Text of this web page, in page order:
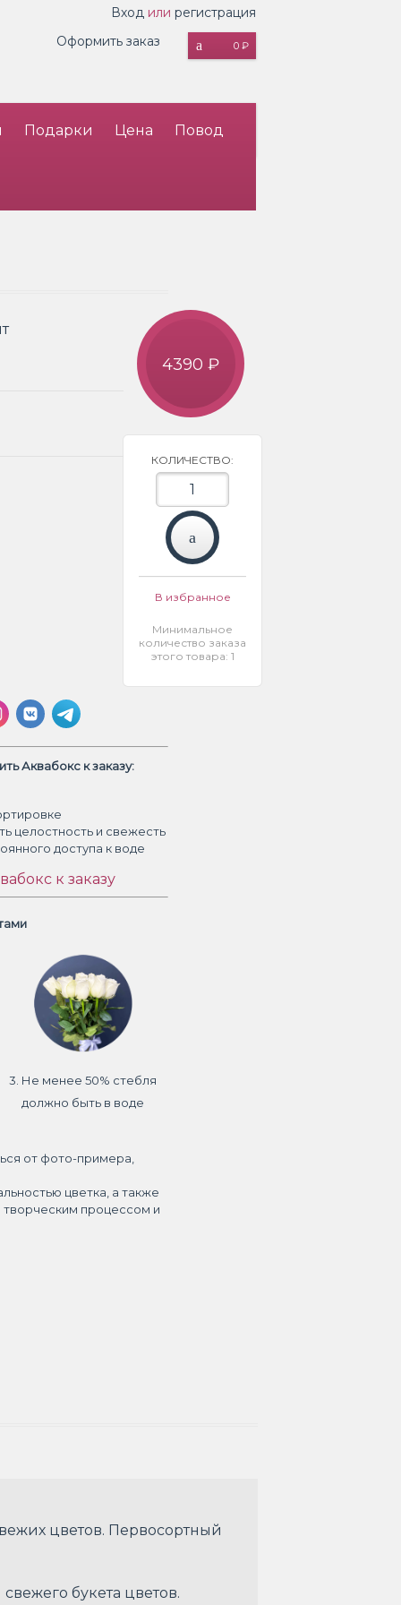
Вход или регистрация
0 ₽
Оформить заказ
Подарки Цена Повод
4390 ₽
КОЛИЧЕСТВО:
В избранное
Минимальное
количество заказа
этого товара: 1
Аквабокс к заказу:
целостность и свежесть
доступа к воде
к заказу
3. Не менее 50% стебля
должно быть в воде
от фото-примера,
цветка, а также
творческим процессом и
цветов. Первосортный
букета цветов.